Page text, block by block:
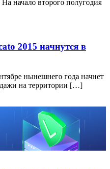
начало второго полугодия
2015 начнутся в
нынешнего года начнет
на территории […]